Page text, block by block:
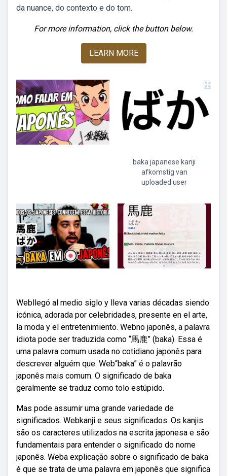
da nuance, do contexto e do tom.
For more information, click the button below.
LEARN MORE
baka japanese kanji
afkomstig van
uploaded user
Webllegó al medio siglo y lleva varias décadas siendo
icónica, adorada por celebridades, presente en el arte,
la moda y el entretenimiento. Webno japonês, a palavra
idiota pode ser traduzida como “馬鹿” (baka). Essa é
uma palavra comum usada no cotidiano japonês para
descrever alguém que. Web“baka” é o palavrão
japonês mais comum. O significado de baka
geralmente se traduz como tolo estúpido.
Mas pode assumir uma grande variedade de
significados. Webkanji e seus significados. Os kanjis
são os caracteres utilizados na escrita japonesa e são
fundamentais para entender o significado do nome
japonês. Weba explicação sobre o significado de baka
é que se trata de uma palavra em japonês que significa